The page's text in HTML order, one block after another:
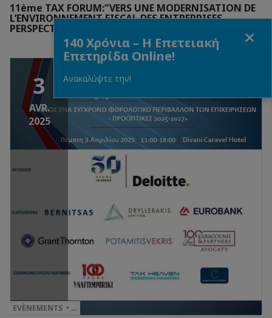
11ème TAX FORUM:"VERS UNE MODERNISATION DE
L’ENVIRONNEMENT FISCAL DES ENTREPRISES -
PERSPECTIVES 2025-2027 "
3
AVR.
2025
EVÈNEMENTS • …
140 Χρόνια – Η Επετειακή
Επετηρίδα Online!
Ανακαλύψτε την!